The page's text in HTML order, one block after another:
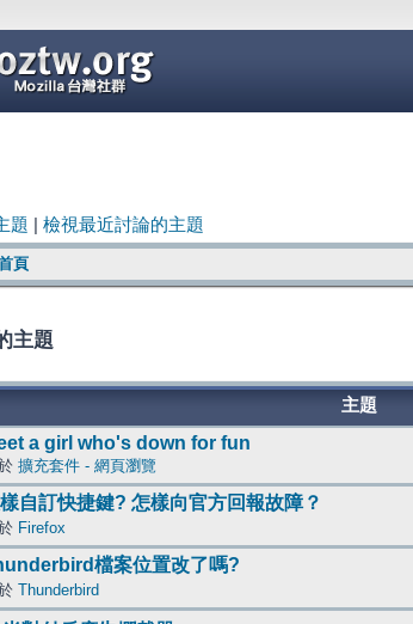
題 檢視最近討論的主題
頁
主題
主題
a girl who's down for fun
擴充套件 - 網頁瀏覽
自訂快捷鍵? 怎樣向官方回報故障？
Firefox
檔案位置改了嗎?
Thunderbird